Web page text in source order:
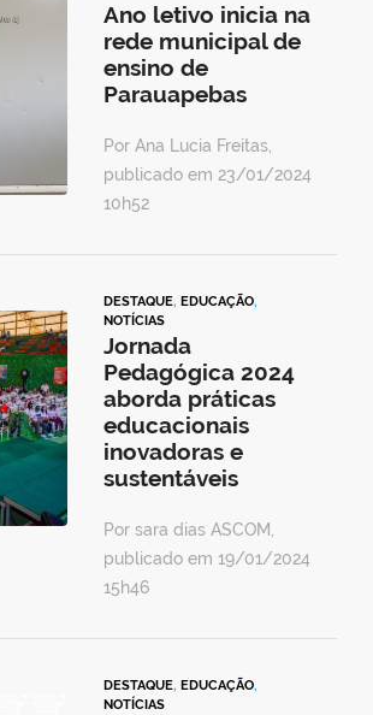
Ano letivo inicia na
rede municipal de
ensino de
Parauapebas
Por Ana Lucia Freitas,
publicado em 23/01/2024
10h52
DESTAQUE, EDUCAÇÃO,
NOTÍCIAS
Jornada
Pedagógica 2024
aborda práticas
educacionais
inovadoras e
sustentáveis
Por sara dias ASCOM,
publicado em 19/01/2024
15h46
DESTAQUE, EDUCAÇÃO,
NOTÍCIAS